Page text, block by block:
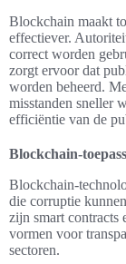
Blockchain maakt
effectiever.
correct worden
zorgt ervoor dat
worden beheerd.
misstanden sneller
efficiëntie van de
Blockchain-
Blockchain-
die corruptie
zijn smart contracts
vormen voor
sectoren.